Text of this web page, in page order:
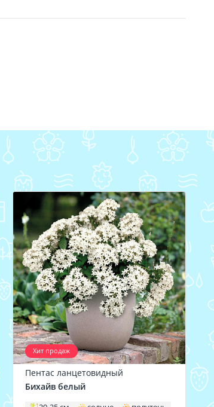
Хит продаж
Пентас ланцетовидный
Бихайв белый